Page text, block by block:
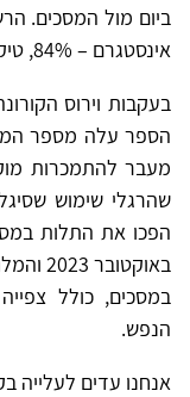
אינסטגרם – 84%, טיקטוק – 70%.
בעקבות וירוס
הספר עלה מספר
מעבר להתמכרות
שהרגלי שימוש
הפכו את התלות
במסכים, כולל
הנפש.
אנחנו עדים לעלייה